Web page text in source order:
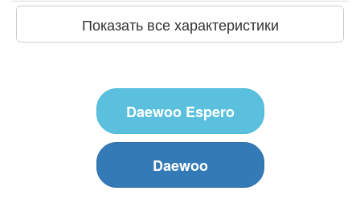
Показать все характеристики
Daewoo Espero
Daewoo